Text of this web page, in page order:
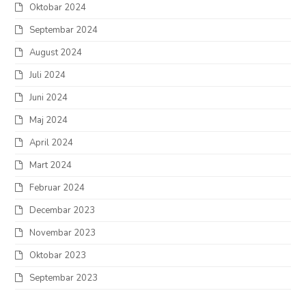
Oktobar 2024
Septembar 2024
August 2024
Juli 2024
Juni 2024
Maj 2024
April 2024
Mart 2024
Februar 2024
Decembar 2023
Novembar 2023
Oktobar 2023
Septembar 2023